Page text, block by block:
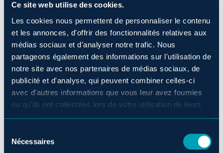
Ce site web utilise des cookies.
Les cookies nous permettent de personnaliser le contenu
et les annonces, d'offrir des fonctionnalités relatives aux
médias sociaux et d'analyser notre trafic. Nous
partageons également des informations sur l'utilisation de
notre site avec nos partenaires de médias sociaux, de
publicité et d'analyse, qui peuvent combiner celles-ci
avec d'autres informations que vous leur avez fournies
ou qu'ils ont collectées lors de votre utilisation de leurs
services.
Nécessaires
Ajoutez l’expérience thermale avant de
confirmer